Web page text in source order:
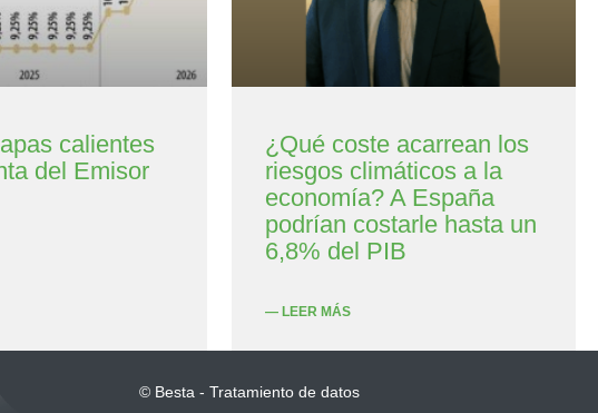
calientes
del Emisor
¿Qué coste acarrean los
riesgos climáticos a la
economía? A España
podrían costarle hasta un
6,8% del PIB
— LEER MÁS
© Besta - Tratamiento de datos